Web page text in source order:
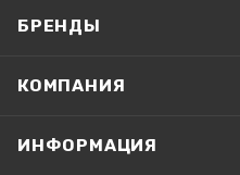
БРЕНДЫ
КОМПАНИЯ
ИНФОРМАЦИЯ